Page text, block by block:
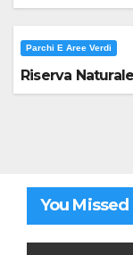
Parchi E Aree Verdi
Riserva
You Missed